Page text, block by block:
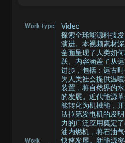
Work type Video
Work
探索全球能源科技
演进。本视频素材
全面呈现了人类如
跃。内容涵盖了从
进步，包括：远古
为人类社会提供温
装置，将自然界的
的发展。近代能源
能转化为机械能，
法拉第发电机的发
力的广泛应用奠定
油内燃机，将石油
快速发展。新能源